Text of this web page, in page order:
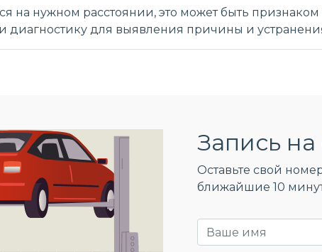
на нужном расстоянии, это может быть
диагностику для выявления причины и
Запись на
Оставьте свой
ближайшие 10